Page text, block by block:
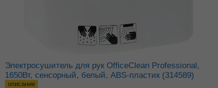
Электросушитель для рук OfficeClean Professional,
1650Вт, сенсорный, белый, ABS-пластик (314589)
описание